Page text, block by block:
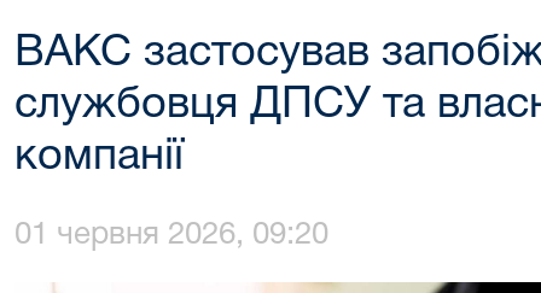
ВАКС застосував
службовця ДПСУ та
компанії
01 червня 2026, 09:20